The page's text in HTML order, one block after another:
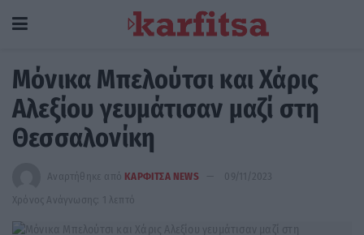
Μόνικα Μπελούτσι και Χάρις
Αλεξίου γευμάτισαν μαζί στη
Θεσσαλονίκη
Αναρτήθηκε από ΚΑΡΦΙΤΣΑ NEWS
09/11/2023
Χρόνος Ανάγνωσης: 1 λεπτό